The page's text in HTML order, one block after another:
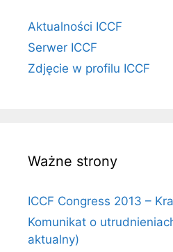
Aktualności ICCF
Serwer ICCF
Zdjęcie w profilu ICCF
Ważne strony
ICCF Congress 2013 –
Komunikat o
aktualny)